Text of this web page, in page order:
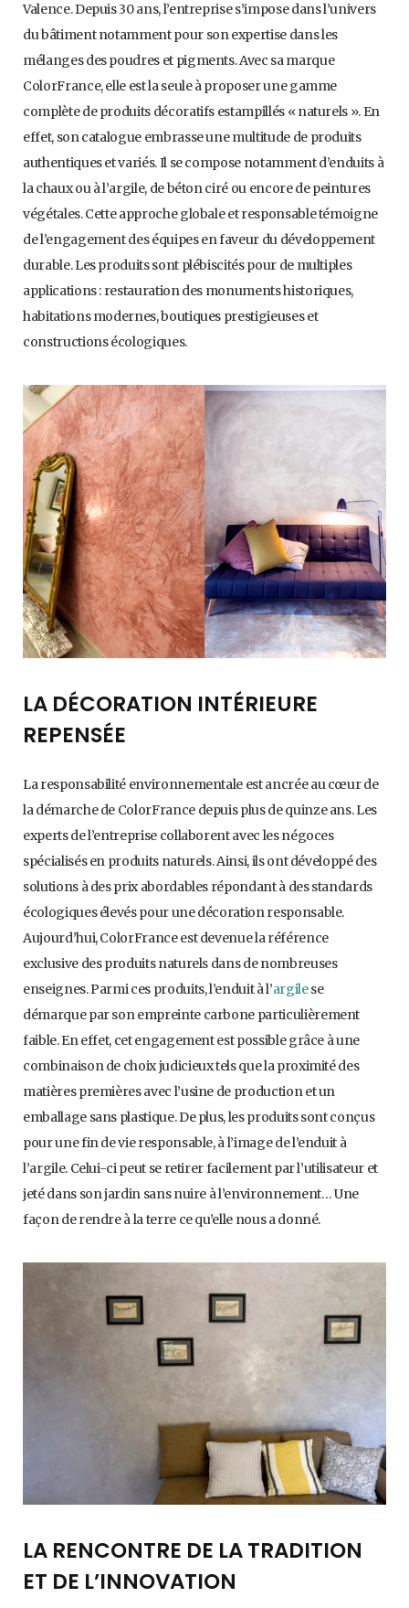
Valence. Depuis 30 ans, l’entreprise s’impose dans l’univers
du bâtiment notamment pour son expertise dans les
mélanges des poudres et pigments. Avec sa marque
ColorFrance, elle est la seule à proposer une gamme
complète de produits décoratifs estampillés « naturels ». En
effet, son catalogue embrasse une multitude de produits
authentiques et variés. Il se compose notamment d’enduits à
la chaux ou à l’argile, de béton ciré ou encore de peintures
végétales. Cette approche globale et responsable témoigne
de l’engagement des équipes en faveur du développement
durable. Les produits sont plébiscités pour de multiples
applications : restauration des monuments historiques,
habitations modernes, boutiques prestigieuses et
constructions écologiques.
LA DÉCORATION INTÉRIEURE
REPENSÉE
La responsabilité environnementale est ancrée au cœur de
la démarche de ColorFrance depuis plus de quinze ans. Les
experts de l’entreprise collaborent avec les négoces
spécialisés en produits naturels. Ainsi, ils ont développé des
solutions à des prix abordables répondant à des standards
écologiques élevés pour une décoration responsable.
Aujourd’hui, ColorFrance est devenue la référence
exclusive des produits naturels dans de nombreuses
enseignes. Parmi ces produits, l’enduit à l’argilese
démarque par son empreinte carbone particulièrement
faible. En effet, cet engagement est possible grâce à une
combinaison de choix judicieux tels que la proximité des
matières premières avec l’usine de production et un
emballage sans plastique. De plus, les produits sont conçus
pour une fin de vie responsable, à l’image de l’enduit à
l’argile. Celui-ci peut se retirer facilement par l’utilisateur et
jeté dans son jardin sans nuire à l’environnement… Une
façon de rendre à la terre ce qu’elle nous a donné.
LA RENCONTRE DE LA TRADITION
ET DE L’INNOVATION